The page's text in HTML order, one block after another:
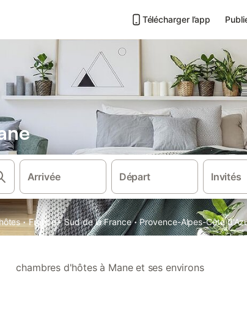
Télécharger l’app
Arrivée Départ Invités
· France · Sud de la France · Provence-Alpes-Côte
chambres d'hôtes à Mane et ses environs